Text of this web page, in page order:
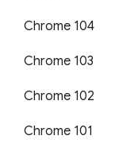
Chrome 104
Chrome 103
Chrome 102
Chrome 101